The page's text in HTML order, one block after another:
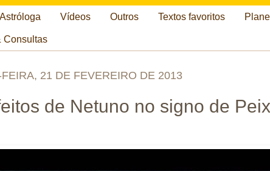
Vídeos Outros Textos favoritos
Consultas
21 DE FEVEREIRO DE 2013
de Netuno no signo de